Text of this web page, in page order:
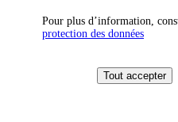
Pour plus d’information,
protection des données
Tout accepter